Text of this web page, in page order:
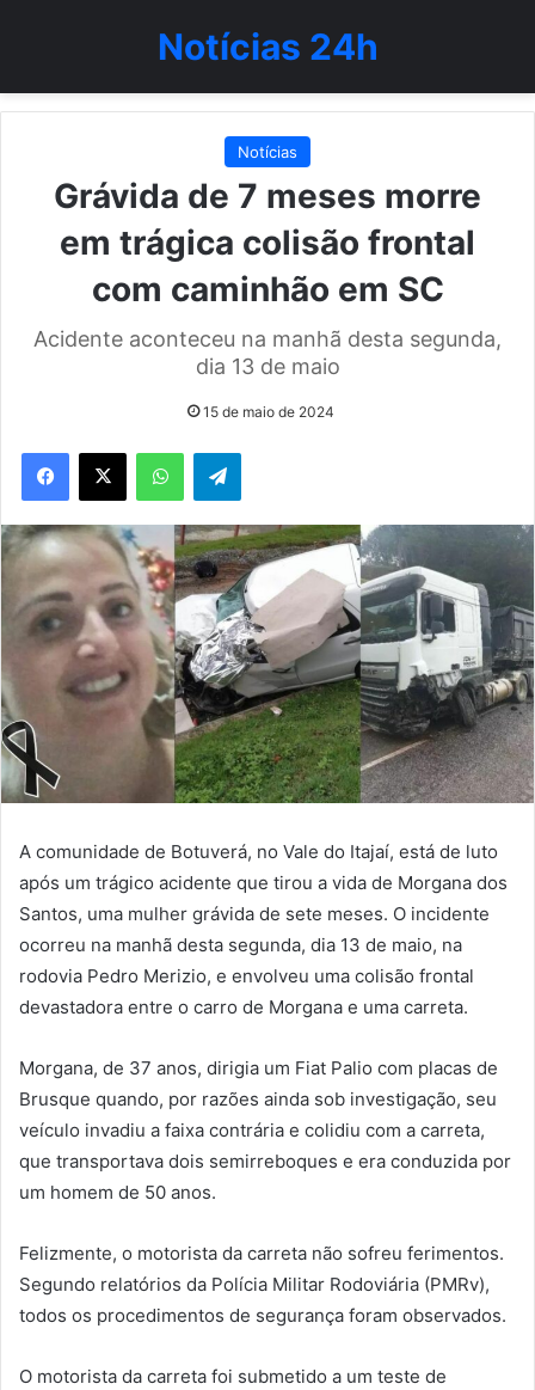
Notícias 24h
Notícias
Grávida de 7 meses morre
em trágica colisão frontal
com caminhão em SC
Acidente aconteceu na manhã desta segunda,
dia 13 de maio
15 de maio de 2024
WhatsAppTelegram
A comunidade de Botuverá, no Vale do Itajaí, está de luto
após um trágico acidente que tirou a vida de Morgana dos
Santos, uma mulher grávida de sete meses. O incidente
ocorreu na manhã desta segunda, dia 13 de maio, na
rodovia Pedro Merizio, e envolveu uma colisão frontal
devastadora entre o carro de Morgana e uma carreta.
Morgana, de 37 anos, dirigia um Fiat Palio com placas de
Brusque quando, por razões ainda sob investigação, seu
veículo invadiu a faixa contrária e colidiu com a carreta,
que transportava dois semirreboques e era conduzida por
um homem de 50 anos.
Felizmente, o motorista da carreta não sofreu ferimentos.
Segundo relatórios da Polícia Militar Rodoviária (PMRv),
todos os procedimentos de segurança foram observados.
O motorista da carreta foi submetido a um teste de